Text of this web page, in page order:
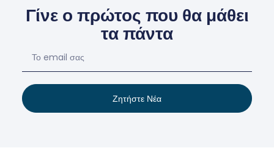
Γίνε ο πρώτος που θα μάθει
τα πάντα
Ζητήστε Νέα